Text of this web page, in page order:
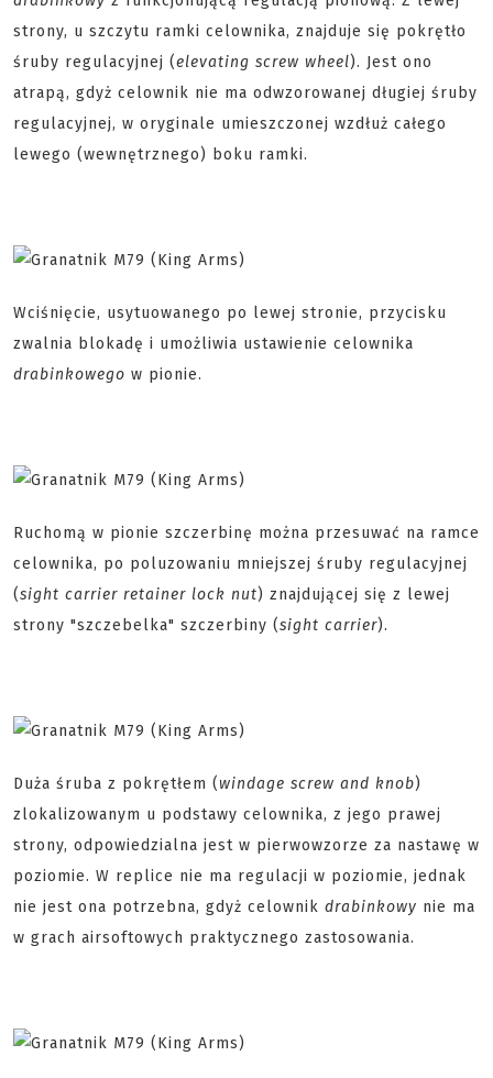
strony, u szczytu ramki celownika, znajduje się pokrętło
śruby regulacyjnej (elevating screw wheel). Jest ono
atrapą, gdyż celownik nie ma odwzorowanej długiej śruby
regulacyjnej, w oryginale umieszczonej wzdłuż całego
lewego (wewnętrznego) boku ramki.
Wciśnięcie, usytuowanego po lewej stronie, przycisku
zwalnia blokadę i umożliwia ustawienie celownika
drabinkowego w pionie.
Ruchomą w pionie szczerbinę można przesuwać na ramce
celownika, po poluzowaniu mniejszej śruby regulacyjnej
(sight carrier retainer lock nut) znajdującej się z lewej
strony "szczebelka" szczerbiny (sight carrier).
Duża śruba z pokrętłem (windage screw and knob)
zlokalizowanym u podstawy celownika, z jego prawej
strony, odpowiedzialna jest w pierwowzorze za nastawę w
poziomie. W replice nie ma regulacji w poziomie, jednak
nie jest ona potrzebna, gdyż celownik drabinkowy nie ma
w grach airsoftowych praktycznego zastosowania.